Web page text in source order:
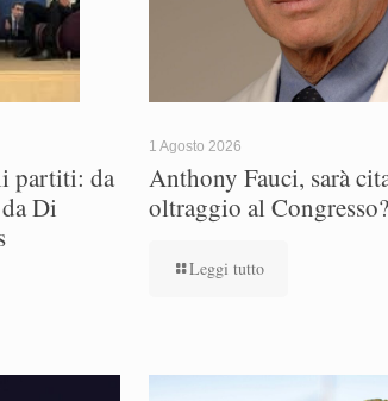
partiti: da
Di
1 Agosto 2026
Anthony Fauci, sarà
oltraggio al Congresso?
Leggi tutto